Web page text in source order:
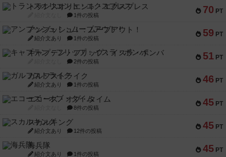
70 PT
トランスオリエント・エクスプレス
1件の投稿
59 PT
アンブッシュ！：ムーブアウト！
紹介文あり 1件の投稿
51 PT
キャプテン・フリップ：イスラ・ボンバ
2件の投稿
46 PT
ガルフストライク
紹介文あり 1件の投稿
45 PT
エコーズ・オブ・タイム
8件の投稿
45 PT
スカルキング
紹介文あり 12件の投稿
45 PT
海兵隊
紹介文あり 1件の投稿